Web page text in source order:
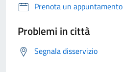
Prenota un appuntamento
Problemi in città
Segnala disservizio